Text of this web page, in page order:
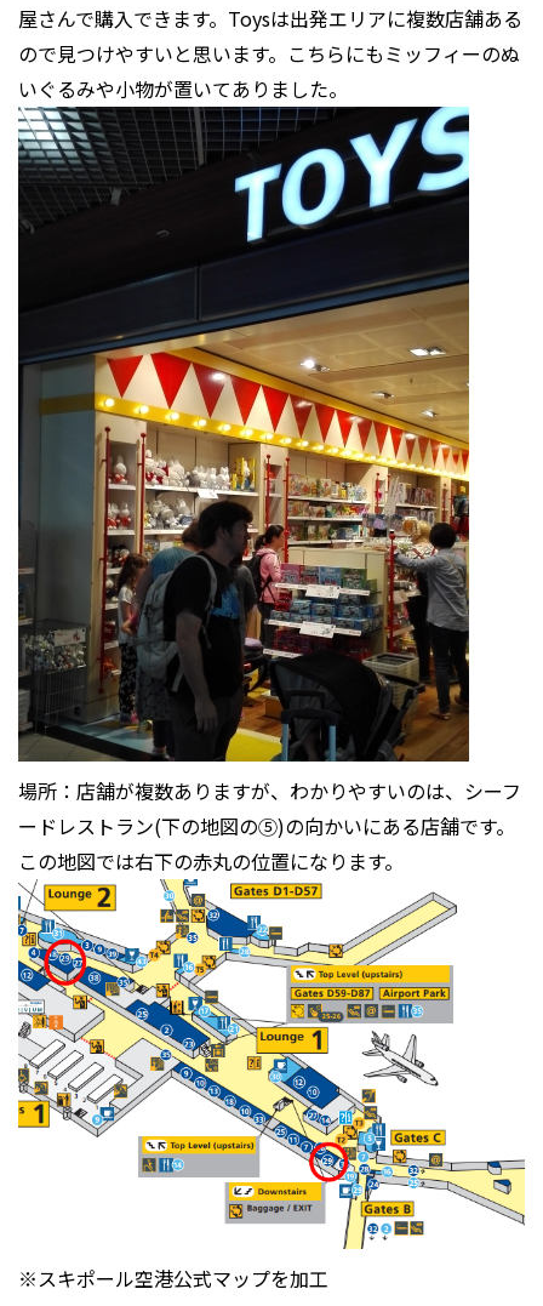
屋さんで購入できます。Toysは出発エリアに複数店舗ある
ので見つけやすいと思います。こちらにもミッフィーのぬ
いぐるみや小物が置いてありました。
場所：店舗が複数ありますが、わかりやすいのは、シーフ
ードレストラン(下の地図の⑤)の向かいにある店舗です。
この地図では右下の赤丸の位置になります。
※スキポール空港公式マップを加工